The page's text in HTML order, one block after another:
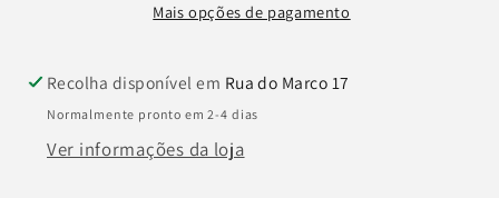
Mais opções de pagamento
Recolha disponível em Rua do Marco 17
Normalmente pronto em 2-4 dias
Ver informações da loja